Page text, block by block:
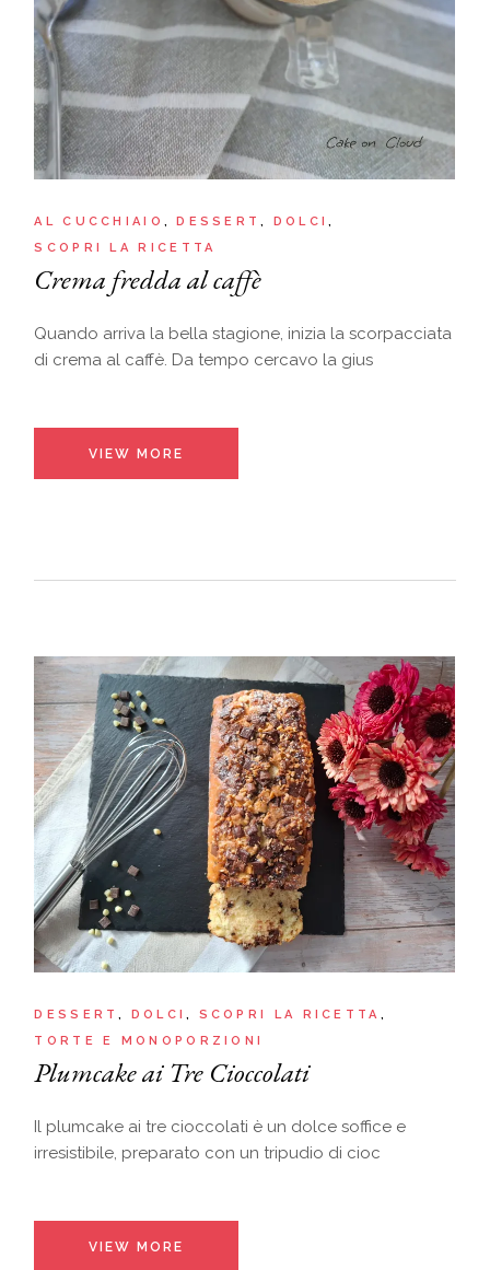
AL CUCCHIAIO DESSERT
DOLCI
SCOPRI LA RICETTA
Crema fredda al caffè
Quando arriva la bella stagione, inizia la scorpacciata
di crema al caffè. Da tempo cercavo la gius
VIEW MORE
DESSERT DOLCI
SCOPRI LA RICETTA
TORTE E MONOPORZIONI
Plumcake ai Tre Cioccolati
Il plumcake ai tre cioccolati è un dolce soffice e
irresistibile, preparato con un tripudio di cioc
VIEW MORE